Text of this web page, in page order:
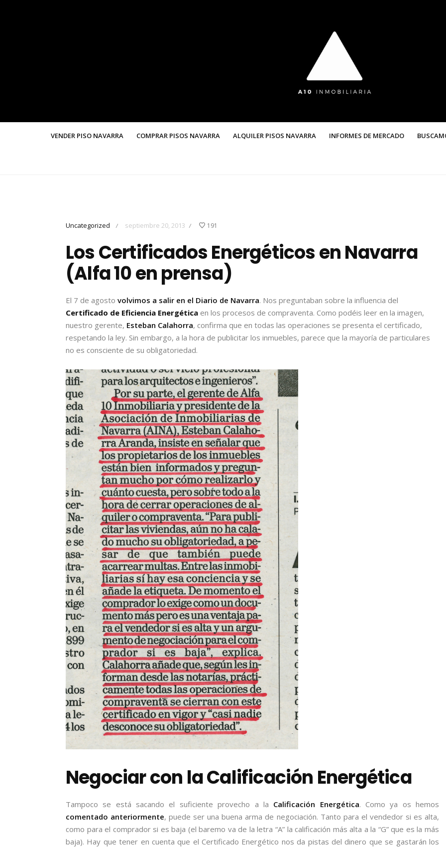
VENDER PISO NAVARRA COMPRAR PISOS NAVARRA ALQUILER PISOS NAVARRA INFORMES DE MERCADO
Uncategorized / septiembre 20, 2013 / 191
Los Certificados Energéticos en Navarra
(Alfa 10 en prensa)
El 7 de agosto volvimos a salir en el Diario de Navarra. Nos preguntaban sobre la influencia del
Certificado de Eficiencia Energética en los procesos de compraventa. Como podéis leer en la imagen,
nuestro gerente, Esteban Calahorra, confirma que en todas las operaciones se presenta el certificado,
respetando la ley. Sin embargo, a la hora de publicitar los inmuebles, parece que la mayoría de particulares
no es consciente de su obligatoriedad.
Negociar con la Calificación Energética
Tampoco se está sacando el suficiente provecho a la Calificación Energética. Como ya os hemos
comentado anteriormente, puede ser una buena arma de negociación. Tanto para el vendedor si es alta,
como para el comprador si es baja (el baremo va de la letra “A” la calificación más alta a la “G” que es la más
baja). Hay que tener en cuenta que el Certificado Energético nos da pistas del dinero que se gastarán los